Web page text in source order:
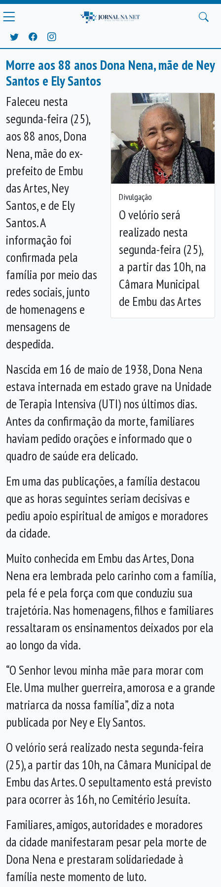
Morre aos 88 anos Dona Nena, mãe de Ney
Santos e Ely Santos
Divulgação
O velório será
realizado nesta
segunda-feira (25),
a partir das 10h, na
Câmara Municipal
de Embu das Artes
Anterior
Faleceu nesta
segunda-feira (25),
aos 88 anos, Dona
Nena, mãe do ex-
prefeito de Embu
das Artes,Ney
Santos, e de Ely
Santos. A
informação foi
confirmada pela
família por meio das
redes sociais, junto
de homenagens e
mensagens de
despedida.
Nascida em 16 de maio de 1938, Dona Nena
estava internada em estado grave na Unidade
de Terapia Intensiva (UTI) nos últimos dias.
Antes da confirmação da morte, familiares
haviam pedido orações e informado que o
quadro de saúde era delicado.
Em uma das publicações, a família destacou
que as horas seguintes seriam decisivas e
pediu apoio espiritual de amigos e moradores
da cidade.
Muito conhecida em Embu das Artes, Dona
Nena era lembrada pelo carinho com a família,
pela fé e pela força com que conduziu sua
trajetória. Nas homenagens, filhos e familiares
ressaltaram os ensinamentos deixados por ela
ao longo da vida.
“O Senhor levou minha mãe para morar com
Ele. Uma mulher guerreira, amorosa e a grande
matriarca da nossa família”, diz a nota
publicada por Ney e Ely Santos.
O velório será realizado nesta segunda-feira
(25), a partir das 10h, na Câmara Municipal de
Embu das Artes. O sepultamento está previsto
para ocorrer às 16h, no Cemitério Jesuíta.
Familiares, amigos, autoridades e moradores
da cidade manifestaram pesar pela morte de
Dona Nena e prestaram solidariedade à
família neste momento de luto.